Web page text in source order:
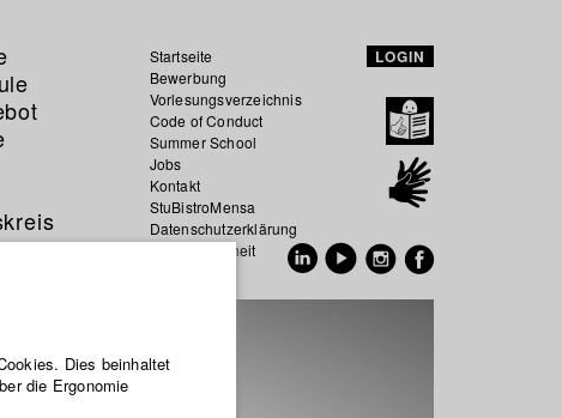
Startseite
Bewerbung
Vorlesungsverzeichnis
Code of Conduct
Summer School
Jobs
Kontakt
StuBistroMensa
Datenschutzerklärung
Datensicherheit
LOGIN
Dies beinhaltet
die Ergonomie